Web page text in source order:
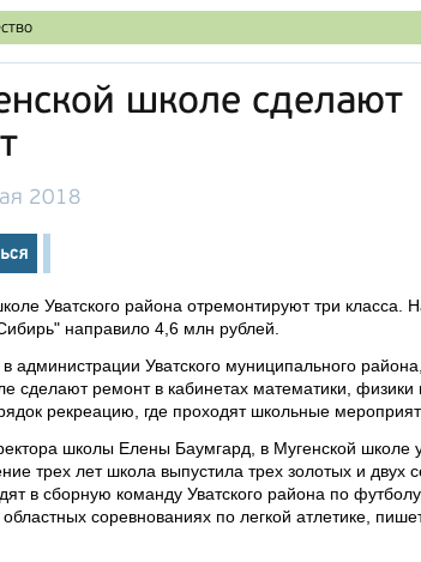
школе сделают
2018
Уватского района отремонтируют три класса.
направило 4,6 млн рублей.
администрации Уватского муниципального
сделают ремонт в кабинетах математики,
рекреацию, где проходят школьные
школы Елены Баумгард, в Мугенской школе
трех лет школа выпустила трех золотых и двух
в сборную команду Уватского района по
областных соревнованиях по легкой атлетике,